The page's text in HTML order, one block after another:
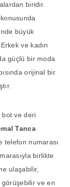
biridir.
büyük
ve kadın
güçlü bir moda
orijinal bir
bot ve deri
Tanca
telefon numarası
birlikte
ulaşabilir,
görüşebilir ve en